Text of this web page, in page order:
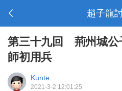
趙子龍
第三十九回 荊州城
師初用兵
Kunte
2021-3-2 12:01:25